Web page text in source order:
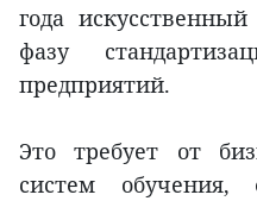
года
фазу
предприятий.
Это требует от
систем обучения,